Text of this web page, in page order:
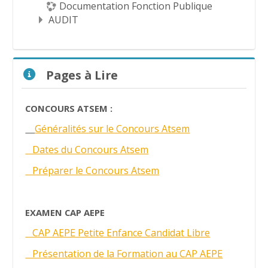
Documentation Fonction Publique
AUDIT
Pages à Lire
CONCOURS ATSEM :
Généralités sur le Concours Atsem
Dates du Concours Atsem
Préparer le Concours Atsem
EXAMEN CAP AEPE
CAP AEPE Petite Enfance Candidat Libre
Présentation de la Formation au CAP AEPE